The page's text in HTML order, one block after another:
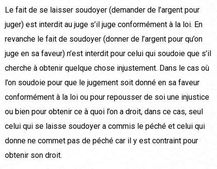
Le fait de se laisser soudoyer (demander de l’argent pour
juger) est interdit au juge s’il juge conformément à la loi. En
revanche le fait de soudoyer (donner de l’argent pour qu’on
juge en sa faveur) n’est interdit pour celui qui soudoie que s’il
cherche à obtenir quelque chose injustement. Dans le cas où
l’on soudoie pour que le jugement soit donné en sa faveur
conformément à la loi ou pour repousser de soi une injustice
ou bien pour obtenir ce à quoi l’on a droit, dans ce cas, seul
celui qui se laisse soudoyer a commis le péché et celui qui
donne ne commet pas de péché car il y est contraint pour
obtenir son droit.